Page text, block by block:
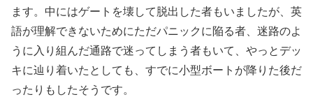
ます。中にはゲートを壊して脱出した者もいましたが、英
語が理解できないためにただパニックに陥る者、迷路のよ
うに入り組んだ通路で迷ってしまう者もいて、やっとデッ
キに辿り着いたとしても、すでに小型ボートが降りた後だ
ったりもしたそうです。